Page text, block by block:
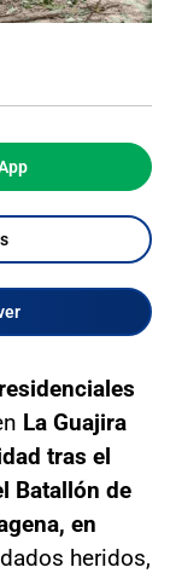
La Guajira
tras el
Batallón de
en
heridos,